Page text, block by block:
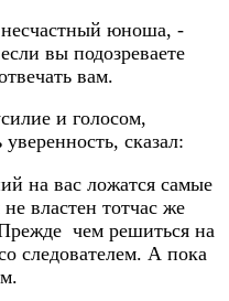
юноша, -
вы подозреваете
вам.
и голосом,
сказал:
на вас ложатся самые
властен тотчас же
чем решиться на
следователем. А пока